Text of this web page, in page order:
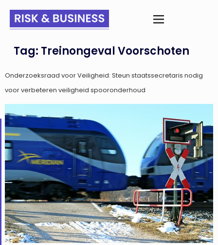
Tag: Treinongeval Voorschoten
Onderzoeksraad voor Veiligheid: Steun staatssecretaris nodig
voor verbeteren veiligheid spooronderhoud